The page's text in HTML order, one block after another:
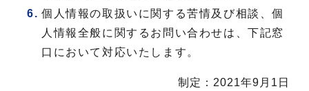
個人情報の取扱いに関する苦情及び相談、個
人情報全般に関するお問い合わせは、下記窓
口において対応いたします。
制定：2021年9月1日